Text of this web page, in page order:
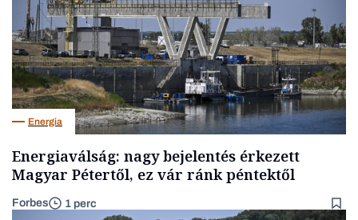
Energia
Energiaválság: nagy bejelentés érkezett
Magyar Pétertől, ez vár ránk péntektől
Forbes 1 perc